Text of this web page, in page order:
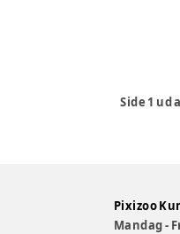
Side 1 ud
Pixizoo
Mandag -